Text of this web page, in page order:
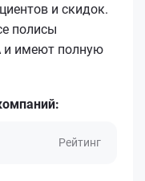
и скидок.
полисы
и имеют полную
Рейтинг